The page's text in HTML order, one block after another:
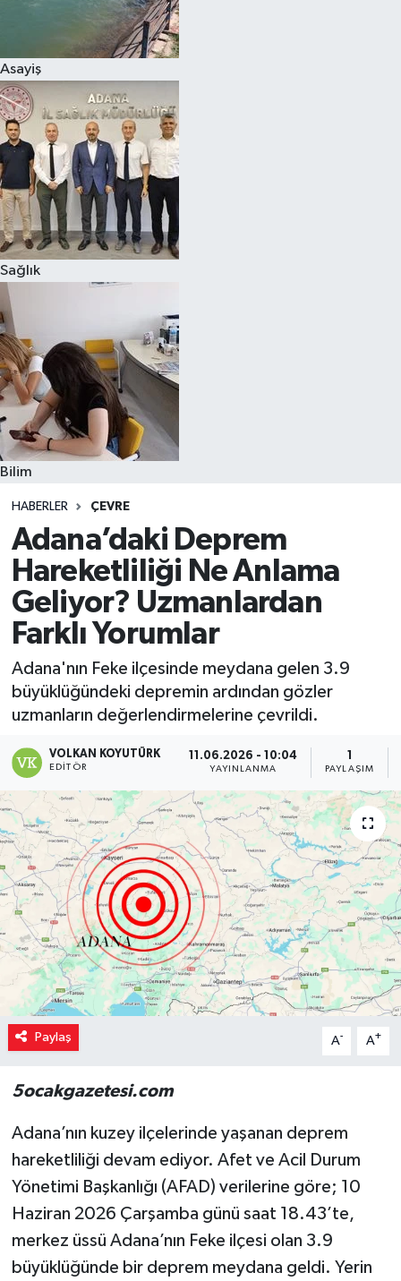
Asayiş
Sağlık
Bilim
HABERLER ÇEVRE
Adana’daki Deprem
Hareketliliği Ne Anlama
Geliyor? Uzmanlardan
Farklı Yorumlar
Adana'nın Feke ilçesinde meydana gelen 3.9
büyüklüğündeki depremin ardından gözler
uzmanların değerlendirmelerine çevrildi.
VOLKAN KOYUTÜRK
EDITÖR
11.06.2026 - 10:04
YAYINLANMA PAYLAŞIM
Paylaş A- A+
5ocakgazetesi.com
Adana’nın kuzey ilçelerinde yaşanan deprem
hareketliliği devam ediyor. Afet ve Acil Durum
Yönetimi Başkanlığı (AFAD) verilerine göre; 10
Haziran 2026 Çarşamba günü saat 18.43’te,
merkez üssü Adana’nın Feke ilçesi olan 3.9
büyüklüğünde bir deprem meydana geldi. Yerin